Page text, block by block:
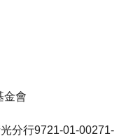
金會
分行9721-01-00271-